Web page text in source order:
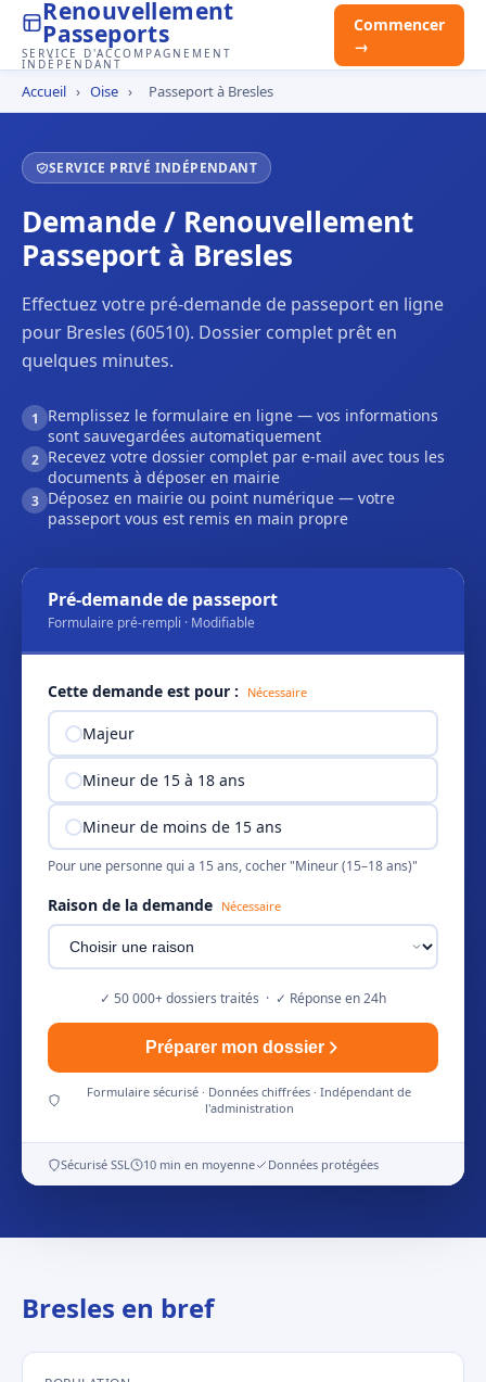
Renouvellement
Passeports
SERVICE D'ACCOMPAGNEMENT
INDÉPENDANT
Commencer
→
Accueil › Oise › Passeport à Bresles
SERVICE PRIVÉ INDÉPENDANT
Demande / Renouvellement
Passeport à Bresles
Effectuez votre pré-demande de passeport en ligne
pour Bresles (60510). Dossier complet prêt en
quelques minutes.
1
Remplissez le formulaire en ligne — vos informations
sont sauvegardées automatiquement
2 Recevez votre dossier complet par e-mail avec tous les
documents à déposer en mairie
3 Déposez en mairie ou point numérique — votre
passeport vous est remis en main propre
Pré-demande de passeport
Formulaire pré-rempli · Modifiable
Cette demande est pour : Nécessaire
Majeur
Mineur de 15 à 18 ans
Mineur de moins de 15 ans
Pour une personne qui a 15 ans, cocher "Mineur (15–18 ans)"
Raison de la demande Nécessaire
✓ 50 000+ dossiers traités · ✓ Réponse en 24h
Préparer mon dossier
Formulaire sécurisé · Données chiffrées · Indépendant de
l'administration
Sécurisé SSL 10 min en moyenne Données protégées
Bresles en bref